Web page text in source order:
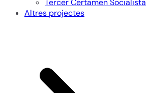
Tercer Certamen Socialista
Altres projectes